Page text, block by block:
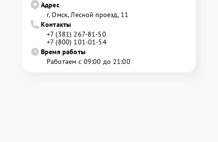
Адрес
г. Омск, ​Лесной проезд, 11
Контакты
+7 (381) 267-81-50
+7 (800) 101-01-54
Время работы
Работаем с 09:00 до 21:00